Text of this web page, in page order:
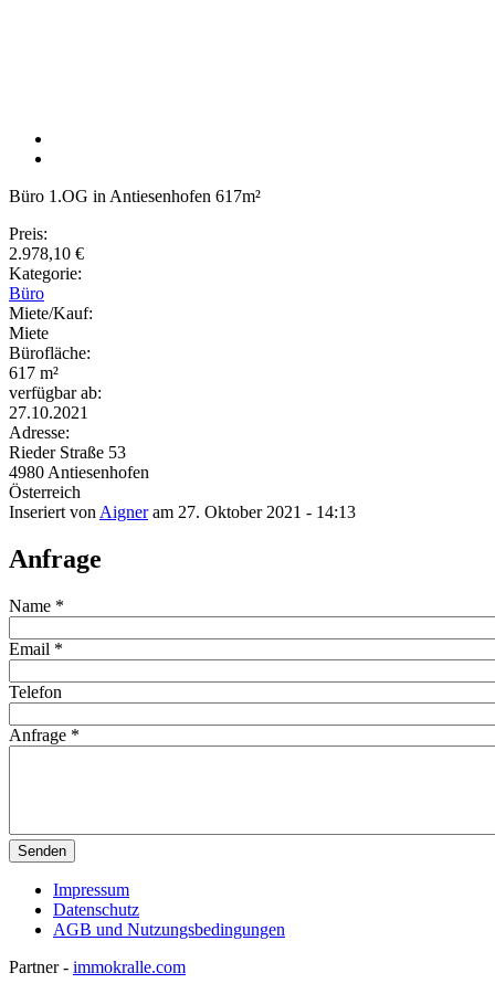
Büro 1.OG in Antiesenhofen 617m²
Preis:
2.978,10 €
Kategorie:
Büro
Miete/Kauf:
Miete
Bürofläche:
617 m²
verfügbar ab:
27.10.2021
Adresse:
Rieder Straße 53
4980 Antiesenhofen
Österreich
Inseriert von Aigneram 27. Oktober 2021 - 14:13
Anfrage
Name *
Email *
Telefon
Anfrage *
Impressum
Datenschutz
AGB und Nutzungsbedingungen
Partner - immokralle.com